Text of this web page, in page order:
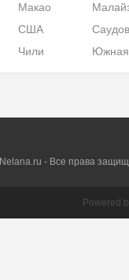
Макао
США
я
Чили
Южная
Корея
Nelana.ru - Все права
Powered